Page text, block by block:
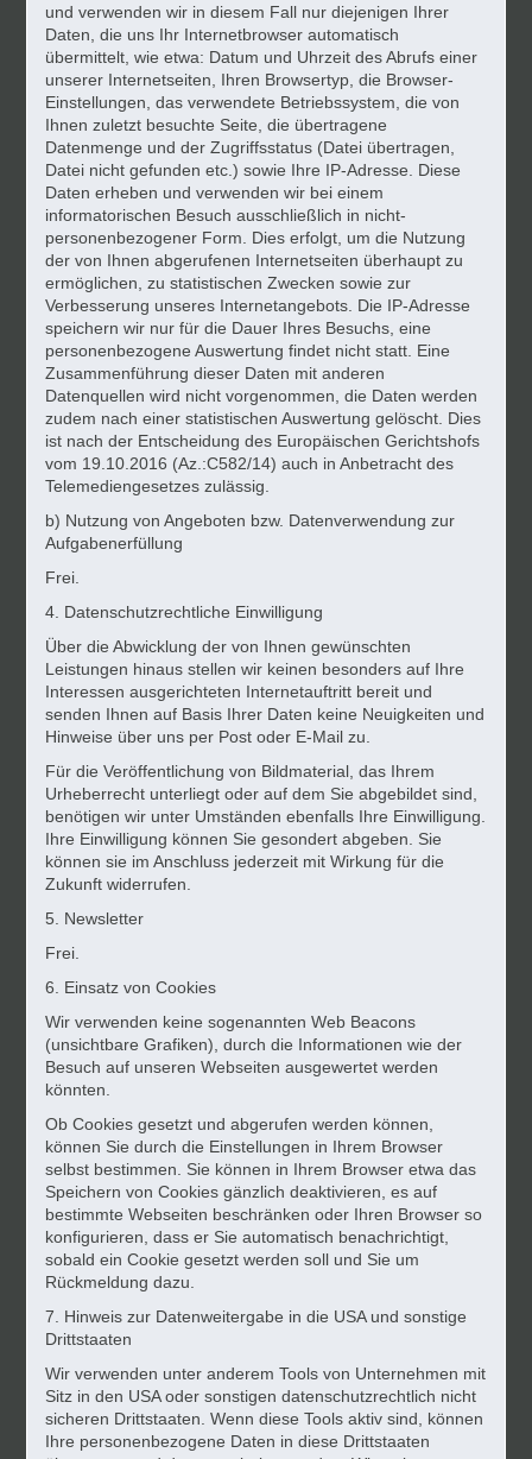
und verwenden wir in diesem Fall nur diejenigen Ihrer
Daten, die uns Ihr Internetbrowser automatisch
übermittelt, wie etwa: Datum und Uhrzeit des Abrufs einer
unserer Internetseiten, Ihren Browsertyp, die Browser-
Einstellungen, das verwendete Betriebssystem, die von
Ihnen zuletzt besuchte Seite, die übertragene
Datenmenge und der Zugriffsstatus (Datei übertragen,
Datei nicht gefunden etc.) sowie Ihre IP-Adresse. Diese
Daten erheben und verwenden wir bei einem
informatorischen Besuch ausschließlich in nicht-
personenbezogener Form. Dies erfolgt, um die Nutzung
der von Ihnen abgerufenen Internetseiten überhaupt zu
ermöglichen, zu statistischen Zwecken sowie zur
Verbesserung unseres Internetangebots. Die IP-Adresse
speichern wir nur für die Dauer Ihres Besuchs, eine
personenbezogene Auswertung findet nicht statt. Eine
Zusammenführung dieser Daten mit anderen
Datenquellen wird nicht vorgenommen, die Daten werden
zudem nach einer statistischen Auswertung gelöscht. Dies
ist nach der Entscheidung des Europäischen Gerichtshofs
vom 19.10.2016 (Az.:C582/14) auch in Anbetracht des
Telemediengesetzes zulässig.
b) Nutzung von Angeboten bzw. Datenverwendung zur
Aufgabenerfüllung
Frei.
4. Datenschutzrechtliche Einwilligung
Über die Abwicklung der von Ihnen gewünschten
Leistungen hinaus stellen wir keinen besonders auf Ihre
Interessen ausgerichteten Internetauftritt bereit und
senden Ihnen auf Basis Ihrer Daten keine Neuigkeiten und
Hinweise über uns per Post oder E-Mail zu.
Für die Veröffentlichung von Bildmaterial, das Ihrem
Urheberrecht unterliegt oder auf dem Sie abgebildet sind,
benötigen wir unter Umständen ebenfalls Ihre Einwilligung.
Ihre Einwilligung können Sie gesondert abgeben. Sie
können sie im Anschluss jederzeit mit Wirkung für die
Zukunft widerrufen.
5. Newsletter
Frei.
6. Einsatz von Cookies
Wir verwenden keine sogenannten Web Beacons
(unsichtbare Grafiken), durch die Informationen wie der
Besuch auf unseren Webseiten ausgewertet werden
könnten.
Ob Cookies gesetzt und abgerufen werden können,
können Sie durch die Einstellungen in Ihrem Browser
selbst bestimmen. Sie können in Ihrem Browser etwa das
Speichern von Cookies gänzlich deaktivieren, es auf
bestimmte Webseiten beschränken oder Ihren Browser so
konfigurieren, dass er Sie automatisch benachrichtigt,
sobald ein Cookie gesetzt werden soll und Sie um
Rückmeldung dazu.
7. Hinweis zur Datenweitergabe in die USA und sonstige
Drittstaaten
Wir verwenden unter anderem Tools von Unternehmen mit
Sitz in den USA oder sonstigen datenschutzrechtlich nicht
sicheren Drittstaaten. Wenn diese Tools aktiv sind, können
Ihre personenbezogene Daten in diese Drittstaaten